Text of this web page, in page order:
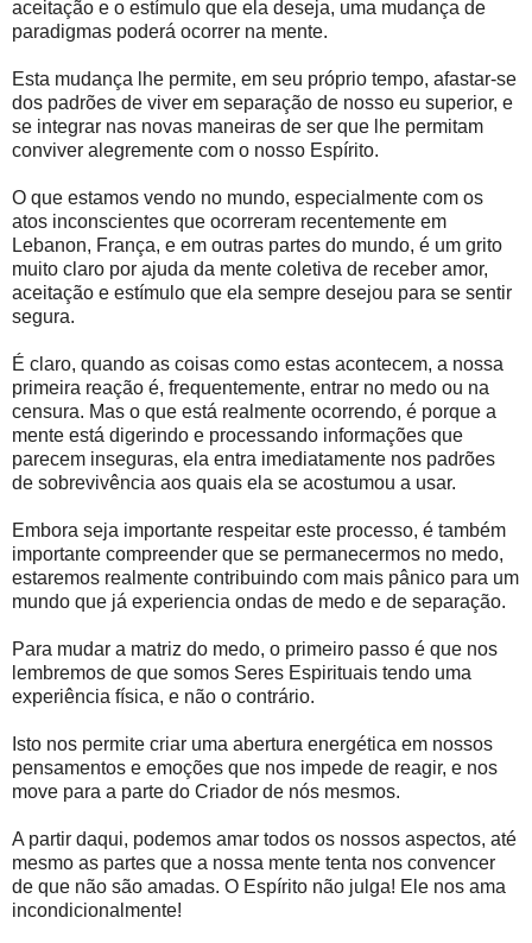
aceitação e o estímulo que ela deseja, uma mudança de
paradigmas poderá ocorrer na mente.
Esta mudança lhe permite, em seu próprio tempo, afastar-se
dos padrões de viver em separação de nosso eu superior, e
se integrar nas novas maneiras de ser que lhe permitam
conviver alegremente com o nosso Espírito.
O que estamos vendo no mundo, especialmente com os
atos inconscientes que ocorreram recentemente em
Lebanon, França, e em outras partes do mundo, é um grito
muito claro por ajuda da mente coletiva de receber amor,
aceitação e estímulo que ela sempre desejou para se sentir
segura.
É claro, quando as coisas como estas acontecem, a nossa
primeira reação é, frequentemente, entrar no medo ou na
censura. Mas o que está realmente ocorrendo, é porque a
mente está digerindo e processando informações que
parecem inseguras, ela entra imediatamente nos padrões
de sobrevivência aos quais ela se acostumou a usar.
Embora seja importante respeitar este processo, é também
importante compreender que se permanecermos no medo,
estaremos realmente contribuindo com mais pânico para um
mundo que já experiencia ondas de medo e de separação.
Para mudar a matriz do medo, o primeiro passo é que nos
lembremos de que somos Seres Espirituais tendo uma
experiência física, e não o contrário.
Isto nos permite criar uma abertura energética em nossos
pensamentos e emoções que nos impede de reagir, e nos
move para a parte do Criador de nós mesmos.
A partir daqui, podemos amar todos os nossos aspectos, até
mesmo as partes que a nossa mente tenta nos convencer
de que não são amadas. O Espírito não julga! Ele nos ama
incondicionalmente!